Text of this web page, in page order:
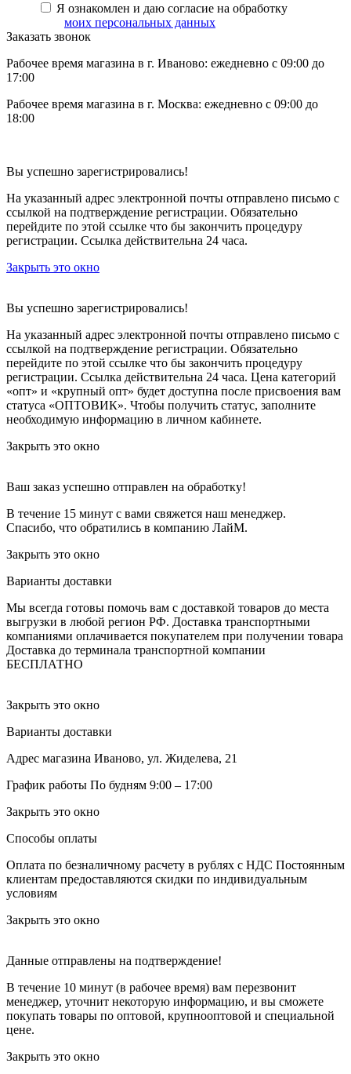
Я ознакомлен и даю согласие на обработку
моих персональных данных
Заказать звонок
Рабочее время магазина в г. Иваново: ежедневно с 09:00 до
17:00
Рабочее время магазина в г. Москва: ежедневно с 09:00 до
18:00
Вы успешно зарегистрировались!
На указанный адрес электронной почты отправлено письмо с
ссылкой на подтверждение регистрации. Обязательно
перейдите по этой ссылке что бы закончить процедуру
регистрации. Ссылка действительна 24 часа.
Закрыть это окно
Вы успешно зарегистрировались!
На указанный адрес электронной почты отправлено письмо с
ссылкой на подтверждение регистрации. Обязательно
перейдите по этой ссылке что бы закончить процедуру
регистрации. Ссылка действительна 24 часа. Цена категорий
«опт» и «крупный опт» будет доступна после присвоения вам
статуса «ОПТОВИК». Чтобы получить статус, заполните
необходимую информацию в личном кабинете.
Закрыть это окно
Ваш заказ успешно отправлен на обработку!
В течение 15 минут с вами свяжется наш менеджер.
Спасибо, что обратились в компанию ЛайМ.
Закрыть это окно
Варианты доставки
Мы всегда готовы помочь вам с доставкой товаров до места
выгрузки в любой регион РФ. Доставка транспортными
компаниями оплачивается покупателем при получении товара
Доставка до терминала транспортной компании
БЕСПЛАТНО
Закрыть это окно
Варианты доставки
Адрес магазина Иваново, ул. Жиделева, 21
График работы По будням 9:00 – 17:00
Закрыть это окно
Способы оплаты
Оплата по безналичному расчету в рублях с НДС Постоянным
клиентам предоставляются скидки по индивидуальным
условиям
Закрыть это окно
Данные отправлены на подтверждение!
В течение 10 минут (в рабочее время) вам перезвонит
менеджер, уточнит некоторую информацию, и вы сможете
покупать товары по оптовой, крупнооптовой и специальной
цене.
Закрыть это окно